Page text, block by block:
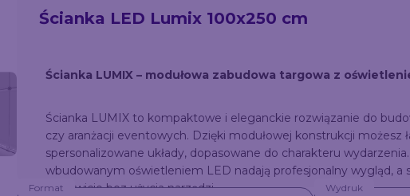
Ścianka LED Lumix 100x250 cm
Ścianka LUMIX – modułowa zabudowa targowa z
Ścianka LUMIX to kompaktowe i eleganckie rozwiązanie do
czy aranżacji eventowych. Dzięki modułowej konstrukcji możesz
spersonalizowane układy, dopasowane do charakteru
wbudowanym oświetleniem LED nadają profesjonalny wygląd, a
całkowicie bez użycia narzędzi.
Format Wydruk